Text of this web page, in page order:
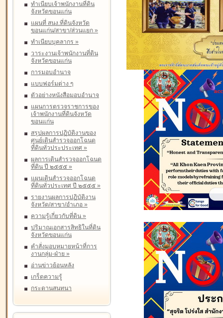
ทำเนียบเจ้าพนักงานที่ดิน
จังหวัดขอนแก่น
แผนที่ สนง.ที่ดินจังหวัด
ขอนแก่น/สาขา/ส่วนแยก »
ทำเนียบบุคลากร »
วาระงานเจ้าพนักงานที่ดิน
จังหวัดขอนแก่น
การมอบอำนาจ
แบบฟอร์มต่าง ๆ
ตัวอย่างหนังสือมอบอำนาจ
แผนการตรวจราชการของ
เจ้าพนักงานที่ดินจังหวัด
ขอนแก่น
สรุปผลการปฏิบัติงานของ
ศูนย์เดินสำรวจออกโฉนด
ที่ดินทั่วประประเทศ »
ผลการเดินสำรวจออกโฉนด
ที่ดิน ปี ๒๕๕๕ »
แผนเดินสำรวจออกโฉนด
ที่ดินทั่วประเทศ ปี ๒๕๕๕ »
รายงานผลการปฏิบัติงาน
จังหวัด/สาขา/อำเภอ »
ความรู้เกี่ยวกับที่ดิน »
ปริมาณเอกสารสิทธิในที่ดิน
จังหวัดขอนแก่น
คำสั่งมอบหมายหน้าที่การ
งานกลุ่ม-ฝ่าย »
อ่านข่าวย้อนหลัง
เกร็ดความรู้
กระดานสนทนา